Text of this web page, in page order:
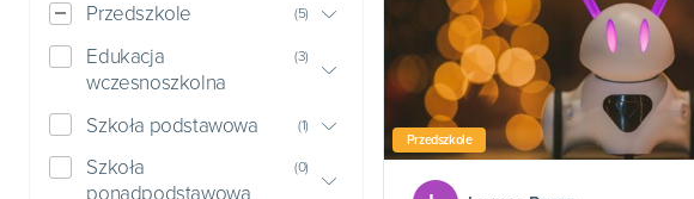
Przedszkole (5)
Edukacja
wczesnoszkolna
(3)
Szkoła podstawowa (1)
Szkoła
ponadpodstawowa
(0)
Przedszkole